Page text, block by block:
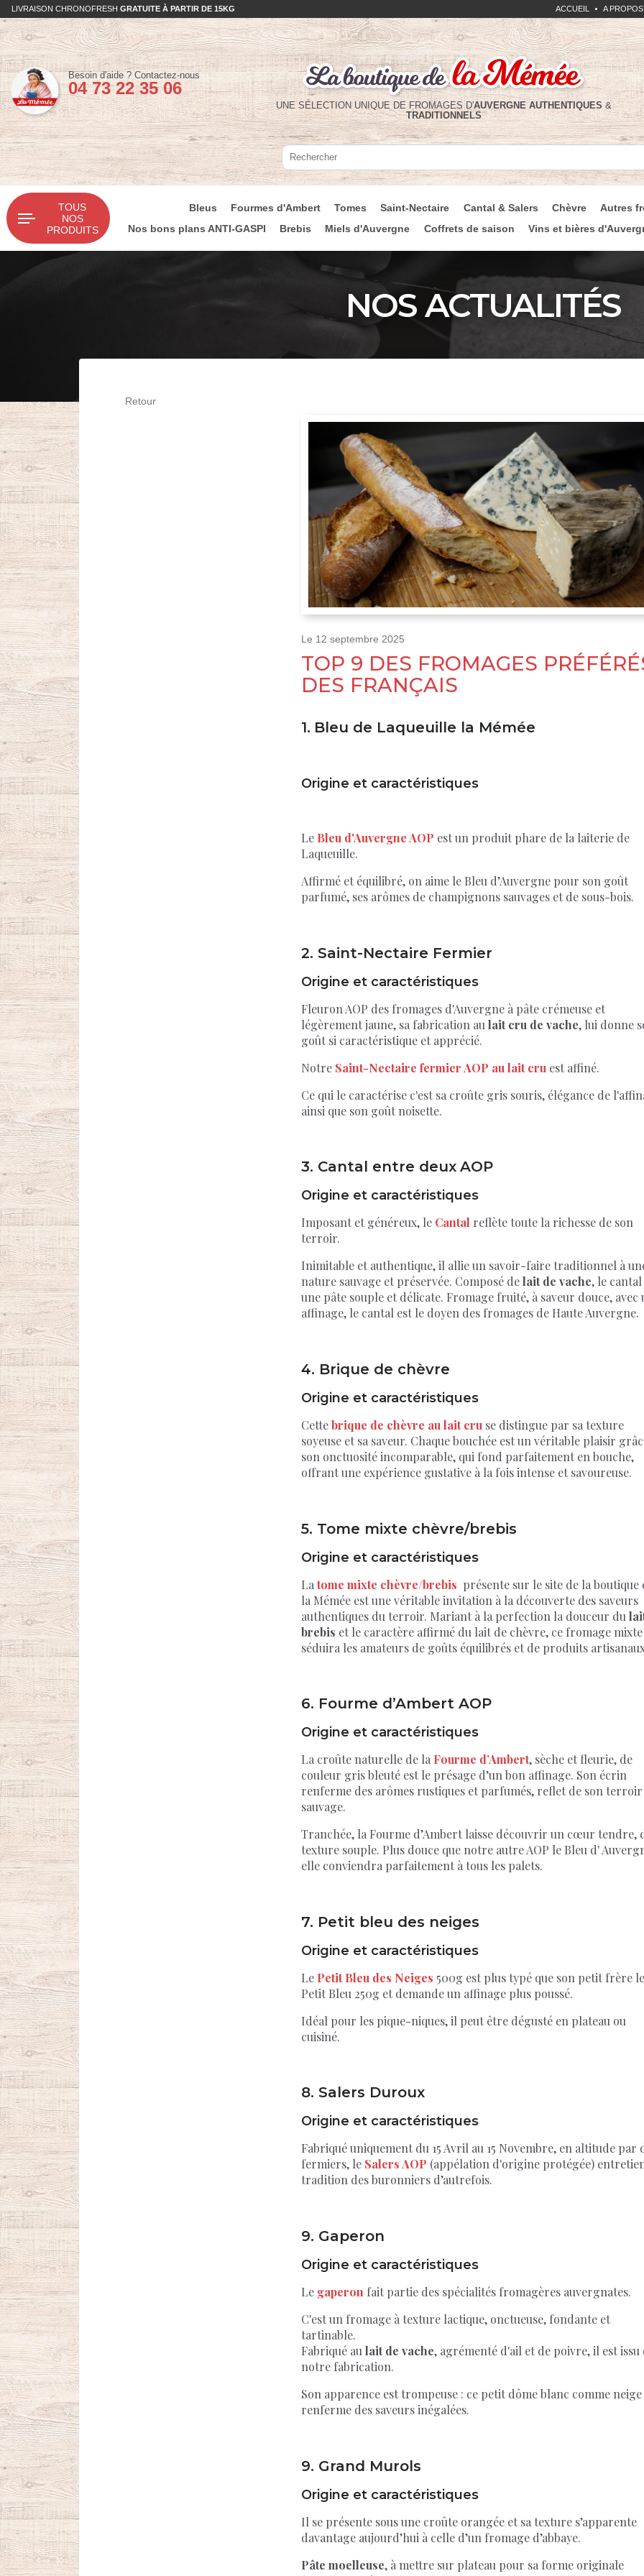
LIVRAISON CHRONOFRESH GRATUITE À PARTIR DE 15KG ACCUEIL A PROPOS
UNE SÉLECTION UNIQUE DE FROMAGES D'AUVERGNE AUTHENTIQUES &
TRADITIONNELS
Besoin d'aide ? Contactez-nous
Téléphone :
04 73 22 35 06
Rechercher
Rechercher
TOUS
NOS
PRODUITS
Bleus Fourmes d'Ambert Tomes Saint-Nectaire Cantal & Salers Chèvre
Autres
Nos bons plans ANTI-GASPI
Brebis Miels d'Auvergne Coffrets de saison Vins et bières
NOS ACTUALITÉS
Retour
Le 12 septembre 2025
TOP 9 DES FROMAGES
DES FRANÇAIS
1. Bleu de Laqueuille la Mémée
Origine et caractéristiques
Le Bleu d'Auvergne AOP est un produit phare de la laiterie de
Laqueuille.
Affirmé et équilibré, on aime le Bleu d’Auvergne pour son goût
parfumé, ses arômes de champignons sauvages et de sous-bois.
2. Saint-Nectaire Fermier
Origine et caractéristiques
Fleuron AOP des fromages d'Auvergne à pâte crémeuse et
légèrement jaune, sa fabrication au lait cru de vache, lui donne
goût si caractéristique et apprécié.
Notre Saint-Nectaire fermier AOP au lait cru est affiné.
Ce qui le caractérise c'est sa croûte gris souris, élégance de
ainsi que son goût noisette.
3. Cantal entre deux AOP
Origine et caractéristiques
Imposant et généreux, le Cantalreflète toute la richesse de son
terroir.
Inimitable et authentique, il allie un savoir-faire traditionnel à
nature sauvage et préservée. Composé delait de vache, le cantal
une pâte souple et délicate. Fromage fruité, à saveur douce, avec
affinage, le cantal est le doyen des fromages de Haute Auvergne.
4. Brique de chèvre
Origine et caractéristiques
Cette brique de chèvre au lait cru se distingue par sa texture
soyeuse et sa saveur. Chaque bouchée est un véritable plaisir
son onctuosité incomparable, qui fond parfaitement en bouche,
offrant une expérience gustative à la fois intense et savoureuse.
5. Tome mixte chèvre/brebis
Origine et caractéristiques
La tome mixte chèvre/brebis présente sur le site de la boutique
la Mémée est une véritable invitation à la découverte des saveurs
authentiques du terroir. Mariant à la perfection la douceur du
brebis et le caractère affirmé du lait de chèvre, ce fromage mixte
séduira les amateurs de goûts équilibrés et de produits
6. Fourme d’Ambert AOP
Origine et caractéristiques
La croûte naturelle de la Fourme d’Ambert, sèche et fleurie, de
couleur gris bleuté est le présage d’un bon affinage. Son écrin
renferme des arômes rustiques et parfumés, reflet de son terroir
sauvage.
Tranchée, la Fourme d’Ambert laisse découvrir un cœur tendre,
texture souple. Plus douce que notre autre AOP le Bleu d'
elle conviendra parfaitement à tous les palets.
7. Petit bleu des neiges
Origine et caractéristiques
Le Petit Bleu des Neiges 500g est plus typé que son petit frère le
Petit Bleu 250g et demande un affinage plus poussé.
Idéal pour les pique-niques, il peut être dégusté en plateau ou
cuisiné.
8. Salers Duroux
Origine et caractéristiques
Fabriqué uniquement du 15 Avril au 15 Novembre, en altitude par
fermiers, le Salers AOP (appélation d'origine protégée)
tradition des buronniers d’autrefois.
9. Gaperon
Origine et caractéristiques
Le gaperon fait partie des spécialités fromagères auvergnates.
C'est un fromage à texture lactique, onctueuse, fondante et
tartinable.
Fabriqué au lait de vache, agrémenté d'ail et de poivre, il est issu
notre fabrication.
Son apparence est trompeuse : ce petit dôme blanc comme neige
renferme des saveurs inégalées.
9. Grand Murols
Origine et caractéristiques
Il se présente sous une croûte orangée et sa texture s’apparente
davantage aujourd’hui à celle d’un fromage d’abbaye.
Pâte moelleuse, à mettre sur plateau pour sa forme originale